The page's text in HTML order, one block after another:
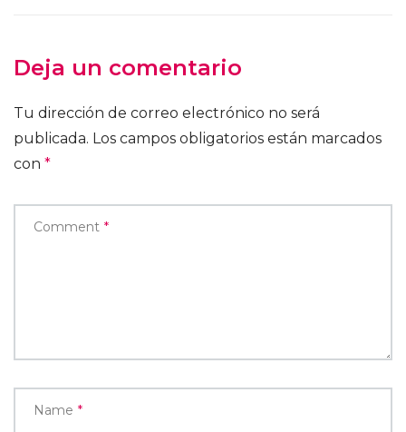
Deja un comentario
Tu dirección de correo electrónico no será
publicada. Los campos obligatorios están marcados
con *
Comment *
Name *